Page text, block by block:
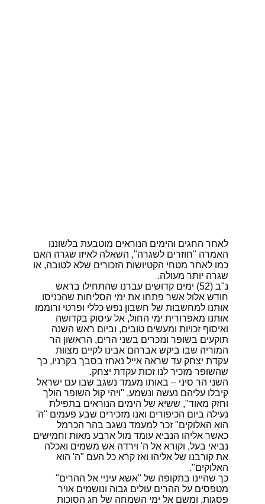
לאחר החגים והימים הנוראים מוטבעת בלשוננו
האמרה "חוזרים לשגרה", השאלה לאיזו שגרה האם
כמו לאחר מטחי הקטיושות הזכורים שלא לטובה, או
שגרה יותר מעולה.
נ"ב (52) ימים קדושים עברנו שהתחילו בראש
חודש אלול אשר פתחו את ימי הסליחות שהכניסו
אותנו למחשבות של חשבון נפש כללי ופרטי ורוממו
אותנו מאפרורית ימי החול, אל עיסוק בקדושה
ואיסוף זכויות ומעשים טובים, וביום ראש השנה
תוקעים בשופר ונזכרים בשני הרים, הראשון הר
המוריה שבו ביקש אברהם אבינו לקיים מצוות
עקדת יצחק עד שראה אייל נאחז בסבך בקרניו, כך
שהשופר מזכיר לנו זכות עקדת יצחק.
השני הר סיני – באותו מעמד נשגב שבו עם ישראל
קיבלו עליהם נעשה ונשמע, "ויהי קול השופר הולך
וחזק מאוד", ששיא של הימים הנוראים בתפילת
נעילה ביום הכיפורים ואנו מזכירים שבע פעמים "ה'
הוא האלוקים" זכר למעמד נשגב בהר הכרמל
כאשר אליהו הנביא עומד מול ארבע מאות וחמישים
נביאי בעל, וקורא אל ה' וירדה אש משמים ואכלה
את קורבנו של אליהו ואז קרא כל העם "ה' הוא
האלוקים".
כך שהיינו בתקופה של "אשא עיניי אל ההרים"
מטפסים על ההרים עולים גבוה ונושמים אויר
פסגות, ומשם אל ימי השמחה של חג הסוכות